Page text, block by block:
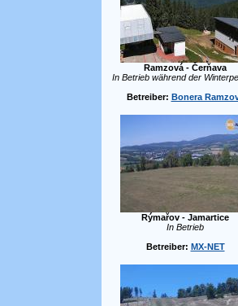
Ramzová - Čerňava
In Betrieb während der
Betreiber: Bonera
Rýmařov - Jamartice
In Betrieb
Betreiber: MX-NET